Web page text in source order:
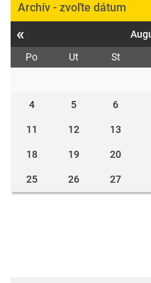
Archív - zvoľte dátum
«
Po Ut St
4 5 6
11 12 13
18 19 20
25 26 27